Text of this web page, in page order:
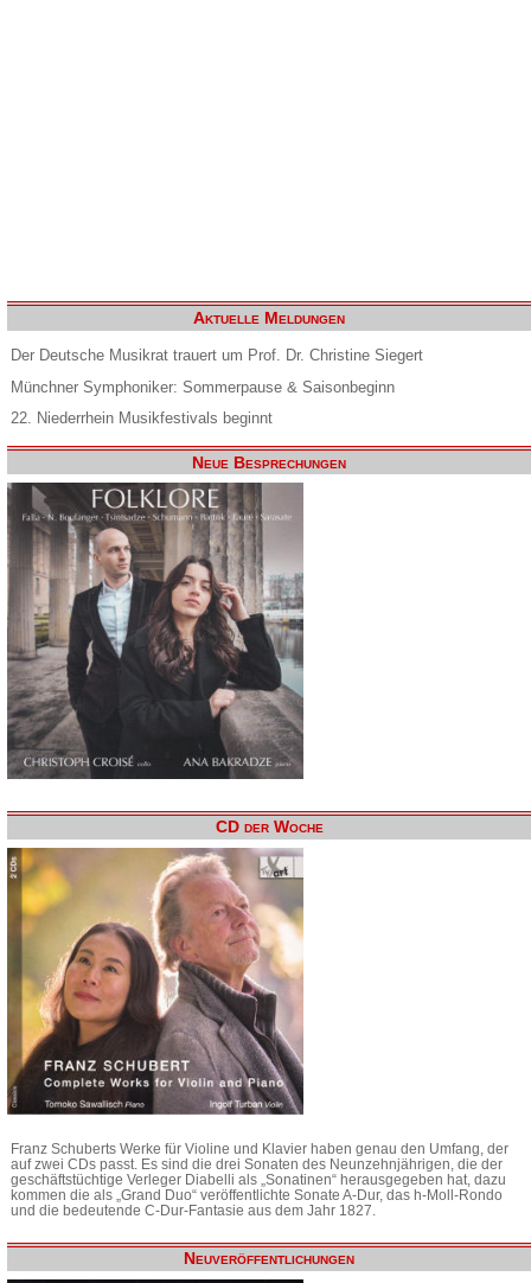
Aktuelle Meldungen
Der Deutsche Musikrat trauert um Prof. Dr. Christine Siegert
Münchner Symphoniker: Sommerpause & Saisonbeginn
22. Niederrhein Musikfestivals beginnt
Neue Besprechungen
CD der Woche
Franz Schuberts Werke für Violine und Klavier haben genau den Umfang, der
auf zwei CDs passt. Es sind die drei Sonaten des Neunzehnjährigen, die der
geschäftstüchtige Verleger Diabelli als „Sonatinen“ herausgegeben hat, dazu
kommen die als „Grand Duo“ veröffentlichte Sonate A-Dur, das h-Moll-Rondo
und die bedeutende C-Dur-Fantasie aus dem Jahr 1827.
Neuveröffentlichungen